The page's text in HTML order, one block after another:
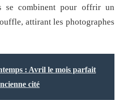
se combinent pour offrir un
attirant les photographes
: Avril le mois parfait
cité